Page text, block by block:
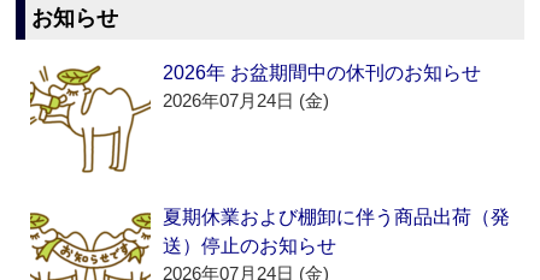
お知らせ
2026年 お盆期間中の休刊のお知らせ
2026年07月24日 (金)
夏期休業および棚卸に伴う商品出荷（発
送）停止のお知らせ
2026年07月24日 (金)